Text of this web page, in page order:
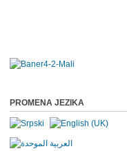
PROMENA JEZIKA